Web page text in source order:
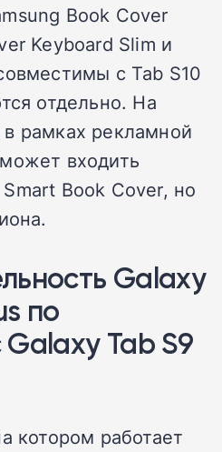
Book Cover
Keyboard Slim и
с Tab S10
отдельно. На
рамках рекламной
входить
Book Cover, но
Galaxy
по
Tab S9
котором работает